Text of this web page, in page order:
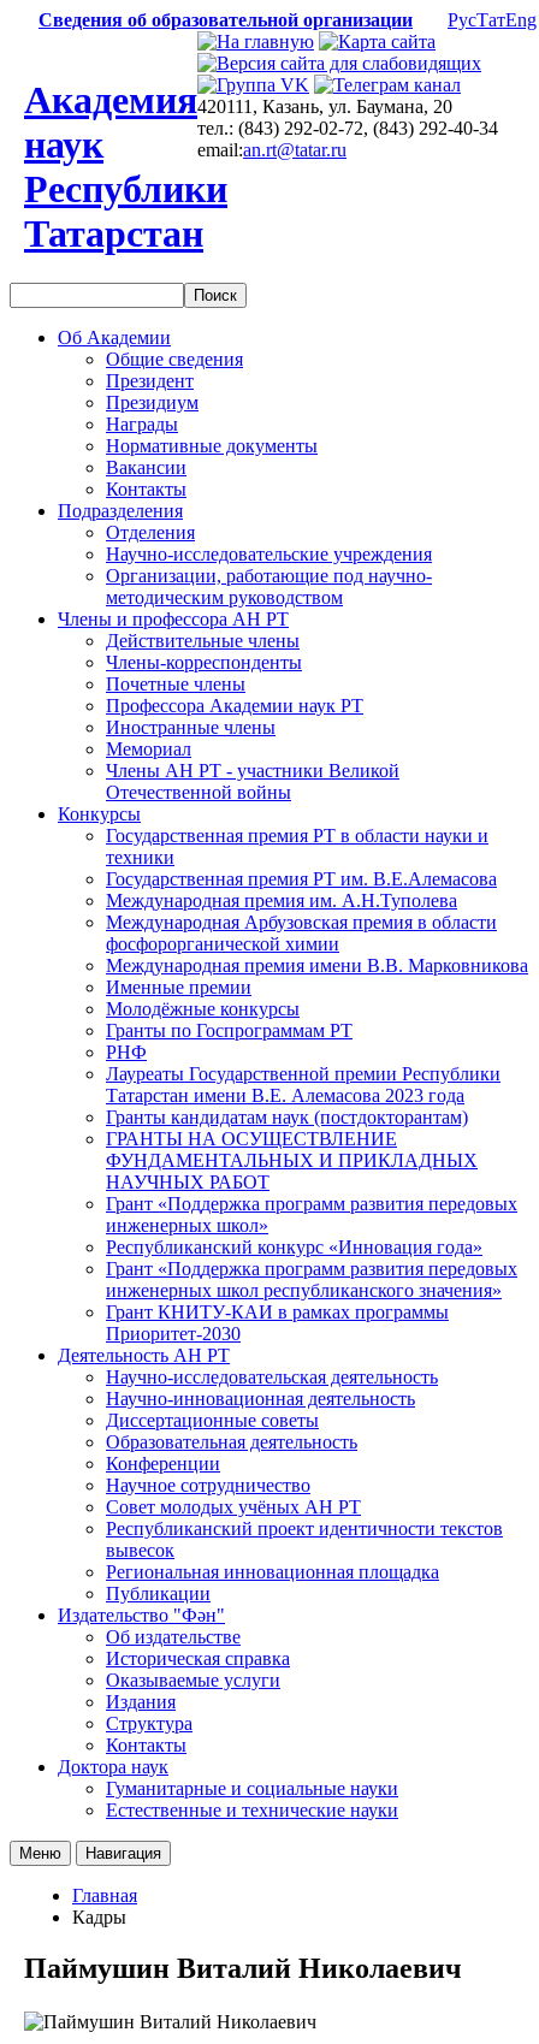
Сведения об образовательной организации РусТатEng
Академия
наук
Республики
Татарстан
420111, Казань, ул. Баумана, 20
тел.: (843) 292-02-72, (843) 292-40-34
email:an.rt@tatar.ru
Об Академии
Общие сведения
Президент
Президиум
Награды
Нормативные документы
Вакансии
Контакты
Подразделения
Отделения
Научно-исследовательские учреждения
Организации, работающие под научно-
методическим руководством
Члены и профессора АН РТ
Действительные члены
Члены-корреспонденты
Почетные члены
Профессора Академии наук РТ
Иностранные члены
Мемориал
Члены АН РТ - участники Великой
Отечественной войны
Конкурсы
Государственная премия РТ в области науки и
техники
Государственная премия РТ им. В.Е.Алемасова
Международная премия им. А.Н.Туполева
Международная Арбузовская премия в области
фосфорорганической химии
Международная премия имени В.В. Марковникова
Именные премии
Молодёжные конкурсы
Гранты по Госпрограммам РТ
РНФ
Лауреаты Государственной премии Республики
Татарстан имени В.Е. Алемасова 2023 года
Гранты кандидатам наук (постдокторантам)
ГРАНТЫ НА ОСУЩЕСТВЛЕНИЕ
ФУНДАМЕНТАЛЬНЫХ И ПРИКЛАДНЫХ
НАУЧНЫХ РАБОТ
Грант «Поддержка программ развития передовых
инженерных школ»
Республиканский конкурс «Инновация года»
Грант «Поддержка программ развития передовых
инженерных школ республиканского значения»
Грант КНИТУ-КАИ в рамках программы
Приоритет-2030
Деятельность АН РТ
Научно-исследовательская деятельность
Научно-инновационная деятельность
Диссертационные советы
Образовательная деятельность
Конференции
Научное сотрудничество
Совет молодых учёных АН РТ
Республиканский проект идентичности текстов
вывесок
Региональная инновационная площадка
Публикации
Издательство "Фән"
Об издательстве
Историческая справка
Оказываемые услуги
Издания
Структура
Контакты
Доктора наук
Гуманитарные и социальные науки
Естественные и технические науки
Меню Навигация
Главная
Кадры
Паймушин Виталий Николаевич